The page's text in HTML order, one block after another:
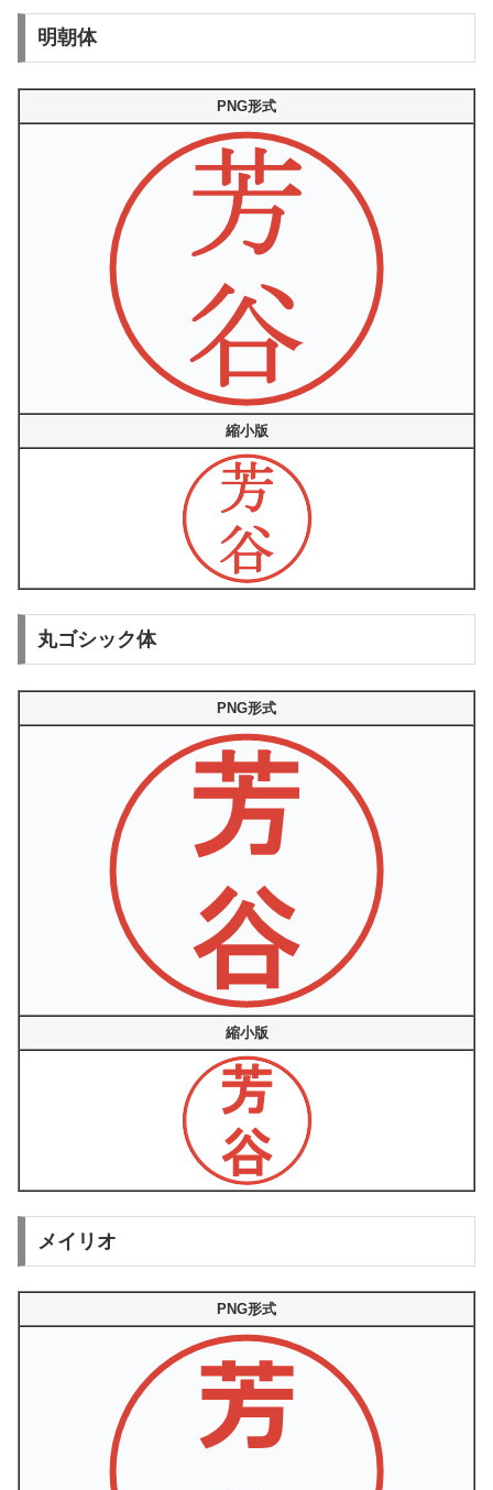
明朝体
PNG形式
縮小版
丸ゴシック体
PNG形式
縮小版
メイリオ
PNG形式